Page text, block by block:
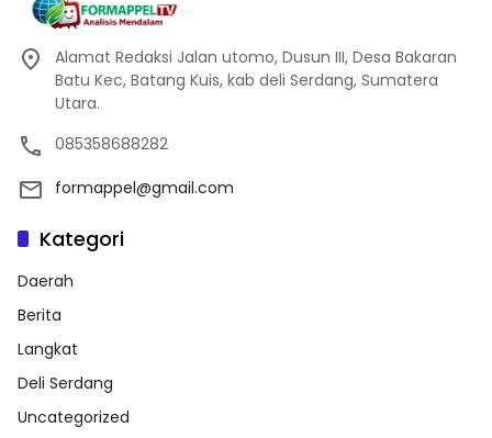
Alamat Redaksi Jalan utomo, Dusun III, Desa Bakaran
Batu Kec, Batang Kuis, kab deli Serdang, Sumatera
Utara.
085358688282
formappel@gmail.com
Kategori
Daerah
Berita
Langkat
Deli Serdang
Uncategorized